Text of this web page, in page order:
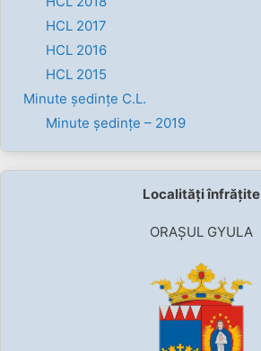
HCL 2017
HCL 2016
HCL 2015
Minute ședințe C.L.
Minute ședințe – 2019
Localități înfrățite
ORAȘUL GYULA